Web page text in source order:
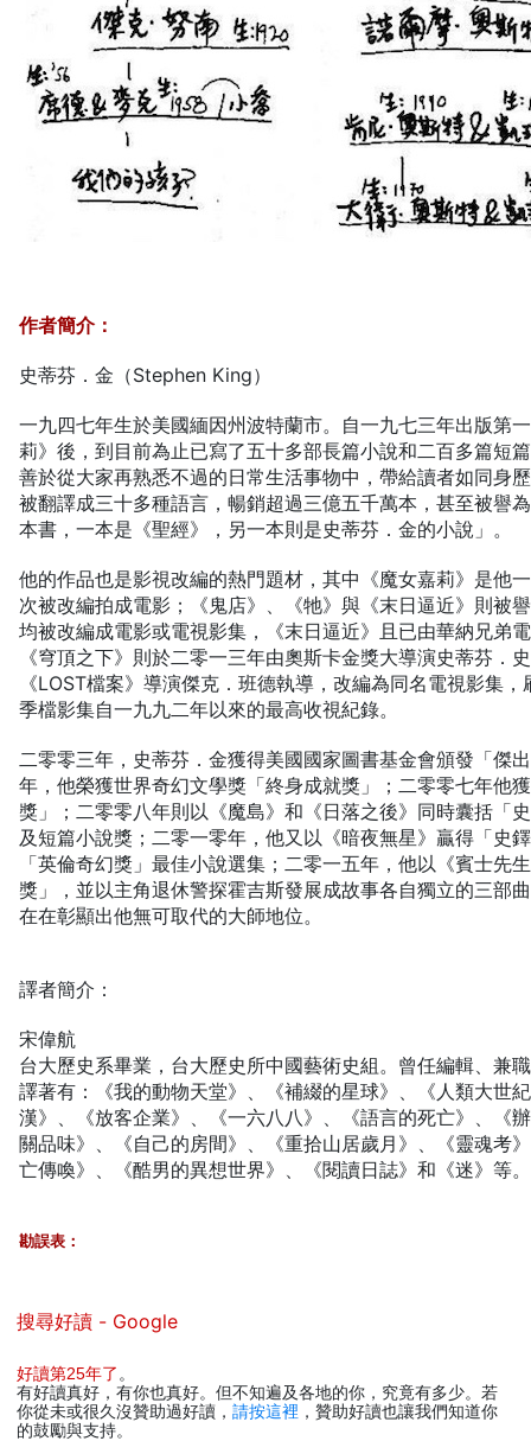
作者簡介：
史蒂芬．金（Stephen King）
一九四七年生於美國緬因州波特蘭市。自一九七三年出版第
莉》後，到目前為止已寫了五十多部長篇小說和二百多篇短
善於從大家再熟悉不過的日常生活事物中，帶給讀者如同身
被翻譯成三十多種語言，暢銷超過三億五千萬本，甚至被譽
本書，一本是《聖經》，另一本則是史蒂芬．金的小說」。
他的作品也是影視改編的熱門題材，其中《魔女嘉莉》是他
次被改編拍成電影；《鬼店》、《牠》與《末日逼近》則被
均被改編成電影或電視影集，《末日逼近》且已由華納兄弟
《穹頂之下》則於二零一三年由奧斯卡金獎大導演史蒂芬．
《LOST檔案》導演傑克．班德執導，改編為同名電視影集
季檔影集自一九九二年以來的最高收視紀錄。
二零零三年，史蒂芬．金獲得美國國家圖書基金會頒發「傑
年，他榮獲世界奇幻文學獎「終身成就獎」；二零零七年他
獎」；二零零八年則以《魔島》和《日落之後》同時囊括「
及短篇小說獎；二零一零年，他又以《暗夜無星》贏得「史
「英倫奇幻獎」最佳小說選集；二零一五年，他以《賓士先
獎」，並以主角退休警探霍吉斯發展成故事各自獨立的三部
在在彰顯出他無可取代的大師地位。
譯者簡介：
宋偉航
台大歷史系畢業，台大歷史所中國藝術史組。曾任編輯、兼
譯著有：《我的動物天堂》、《補綴的星球》、《人類大世
漢》、《放客企業》、《一六八八》、《語言的死亡》、《
關品味》、《自己的房間》、《重拾山居歲月》、《靈魂考
亡傳喚》、《酷男的異想世界》、《閱讀日誌》和《迷》等。
勘誤表：
搜尋好讀 - Google
好讀第25年了 。
有好讀真好，有你也真好。但不知遍及各地的你，究竟有多少。若
你從未或很久沒贊助過好讀，請按這裡 ，贊助好讀也讓我們知道你
的鼓勵與支持。